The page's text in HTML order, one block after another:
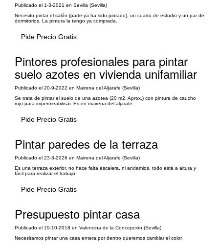
Publicado el 1-3-2021 en Sevilla (Sevilla)
Necesito pintar el salón (parte ya ha sido pintado), un cuarto de estudio y un par de
dormitorios. La pintura la tengo ya comprada.
Pide Precio Gratis
Pintores profesionales para pintar
suelo azotes en vivienda unifamiliar
Publicado el 20-9-2022 en Mairena del Aljarafe (Sevilla)
Se trata de pintar el suelo de una azotea (20 m2. Aprox.) con pintura de caucho
rojo para impermeabilisar. Es en mairena del aljarafe.
Pide Precio Gratis
Pintar paredes de la terraza
Publicado el 23-3-2026 en Mairena del Aljarafe (Sevilla)
Es una terraza exterior, no hace falta escalera, ni andamios, todo está a altura y
fácil para realizar el trabajo.
Pide Precio Gratis
Presupuesto pintar casa
Publicado el 19-10-2018 en Valencina de la Concepción (Sevilla)
Necesitamos pintar una casa entera por dentro queremos cambiar el color.